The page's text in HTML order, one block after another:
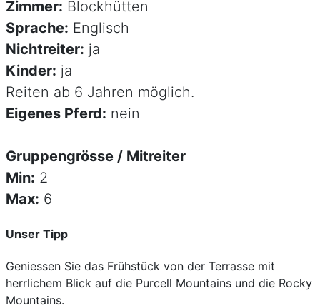
Zimmer: Blockhütten
Sprache: Englisch
Nichtreiter: ja
Kinder: ja
Reiten ab 6 Jahren möglich.
Eigenes Pferd: nein
Gruppengrösse / Mitreiter
Min: 2
Max: 6
Unser Tipp
Geniessen Sie das Frühstück von der Terrasse mit
herrlichem Blick auf die Purcell Mountains und die Rocky
Mountains.